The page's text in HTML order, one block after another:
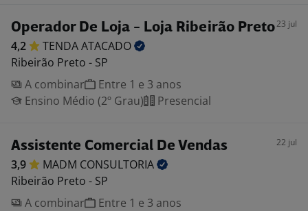
Operador De Loja - Loja Ribeirão Preto23 jul
4,2 TENDAATACADO
Ribeirão Preto - SP
A combinar
Entre 1 e 3 anos
Ensino Médio (2º Grau)
Presencial
Assistente Comercial De Vendas 22 jul
3,9 MADM CONSULTORIA
Ribeirão Preto - SP
A combinar
Entre 1 e 3 anos